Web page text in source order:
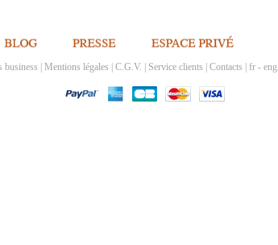
business Mentions légales C.G.V. Service clients Contacts fr - eng